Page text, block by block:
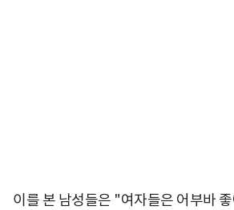
이를 본 남성들은 "여자들은 어부바